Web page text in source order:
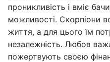
проникливість і вміє
можливості. Скорпіони
життя, а для цього їм
незалежність. Любов
пожертвують своєю